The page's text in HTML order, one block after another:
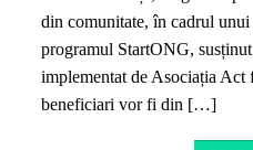
din comunitate, în cadrul
programul StartONG,
implementat de Asociația
beneficiari vor fi din […]